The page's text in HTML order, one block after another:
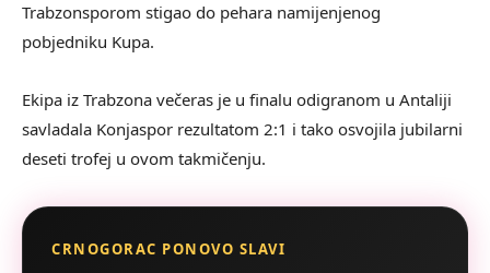
Trabzonsporom stigao do pehara namijenjenog
pobjedniku Kupa.
Ekipa iz Trabzona večeras je u finalu odigranom u Antaliji
savladala Konjaspor rezultatom 2:1 i tako osvojila jubilarni
deseti trofej u ovom takmičenju.
CRNOGORAC PONOVO SLAVI